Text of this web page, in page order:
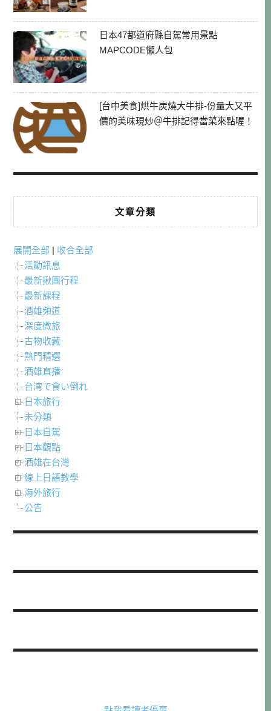
日本47都道府縣自駕常用景點
MAPCODE懶人包
[台中美食]烘牛炭燒大牛排-份量大又平
價的美味現炒＠牛排記得當菜來點喔！
文章分類
展開全部 | 收合全部
活動訊息
最新揪團行程
最新課程
酒雄頻道
深度微旅
古物收藏
熱門精選
酒雄直播
台湾で食い倒れ
日本旅行
未分類
日本自駕
日本觀點
酒雄在台灣
線上日語教學
海外旅行
公告